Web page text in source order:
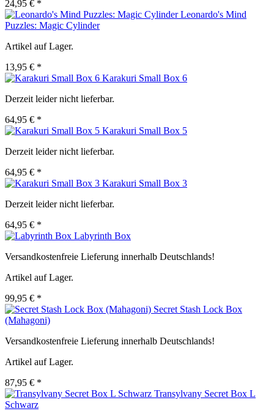
24,95 € *
Leonardo's Mind
Puzzles: Magic Cylinder
Artikel auf Lager.
13,95 € *
Karakuri Small Box 6
Derzeit leider nicht lieferbar.
64,95 € *
Karakuri Small Box 5
Derzeit leider nicht lieferbar.
64,95 € *
Karakuri Small Box 3
Derzeit leider nicht lieferbar.
64,95 € *
Labyrinth Box
Versandkostenfreie Lieferung innerhalb Deutschlands!
Artikel auf Lager.
99,95 € *
Secret Stash Lock Box
(Mahagoni)
Versandkostenfreie Lieferung innerhalb Deutschlands!
Artikel auf Lager.
87,95 € *
Transylvany Secret Box L
Schwarz